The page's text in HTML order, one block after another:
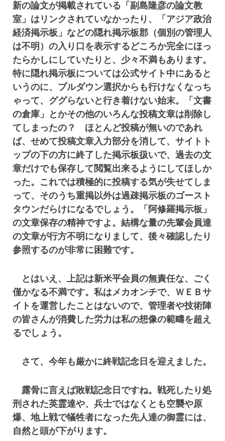
新の論文が掲載されている「副島隆彦の論文教
室」はリンクされていなかったり、「アジア政治
経済掲示板」などの隠れ掲示板郡（個別の管理人
は不明）の入り口を表示するどころか完全にほっ
たらかしにしていたりと、少々不満もあります。
特に隠れ掲示板については公式サイト中にあると
いうのに、プルダウン選択からも行けなくなっち
ゃって、ググらないと行き着けない始末。「文書
の倉庫」とかその他のいろんな投稿文章は削除し
てしまったの？ ほとんど投稿が無いのであれ
ば、せめて投稿文章入力部分を消して、サイトト
ップの下の方に終了した掲示板扱いで、過去の文
章だけでも保存して閲覧出来るようにしてほしか
った。これでは積極的に投稿する気が失せてしま
って、そのうち重掲以外は過疎掲示板のゴースト
タウンだらけになるでしょう。「阿修羅掲示板」
の文章保存の精神ですよ。結構な量の先輩会員達
の文章が行方不明になりまして、後々確認したり
参照するのが非常に困難です。
とはいえ、上記は新米平会員の無責任な、ごく
僅かなる不満です。私はメカオンチで、ＷＥＢサ
イトを運営したことはないので、管理者や技術陣
の皆さんが消費した労力は私の想像の範疇を超え
るでしょう。
さて、今年も厳かに終戦記念日を迎えました。
露骨に言えば敗戦記念日ですね。戦死したり処
刑された英霊達や、兵士ではなくとも空襲や原
爆、地上戦で犠牲者になった先人達の御霊には、
自然と頭が下がります。